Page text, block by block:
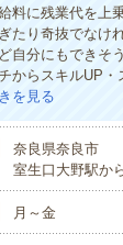
料に残業代を上
たり奇抜でなけ
自分にもできそ
からスキルUP
を見る
奈良県奈良市
室生口大野駅か
月～金